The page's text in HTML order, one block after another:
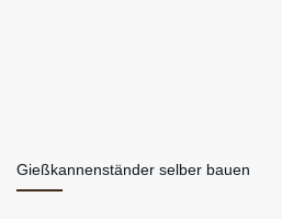
Gießkannenständer selber bauen